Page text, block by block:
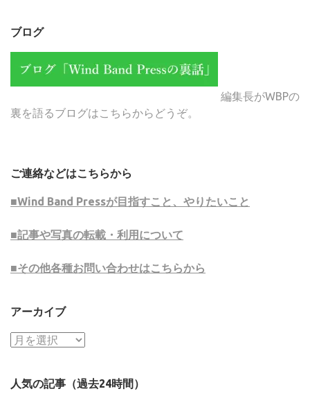
ブログ
編集長がWBPの
裏を語るブログはこちらからどうぞ。
ご連絡などはこちらから
■Wind Band Pressが目指すこと、やりたいこと
■記事や写真の転載・利用について
■その他各種お問い合わせはこちらから
アーカイブ
ア
イ
人気の記事（過去24時間）